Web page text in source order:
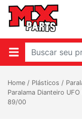
Home / Plásticos /
Paralama Dianteiro
89/00